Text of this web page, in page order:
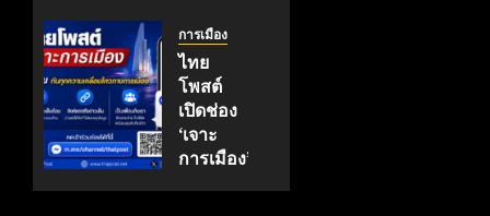
กรรม
ผ่านด่าน
สุดท้าย
ปม
ม.112
5, 2026
การเมือง
ไทย
โพสต์
เปิดช่อง
‘เจาะ
การเมือง’